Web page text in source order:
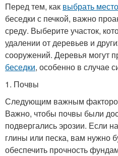
Перед тем, как выбрать место
беседки с печкой, важно
среду. Выберите участок,
удалении от деревьев и
сооружений. Деревья могут
беседки, особенно в случае
1. Почвы
Следующим важным
Важно, чтобы почвы были
подвергались эрозии. Если
глины или песка, вам нужно
обеспечить прочность